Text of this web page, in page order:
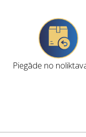
Piegāde no